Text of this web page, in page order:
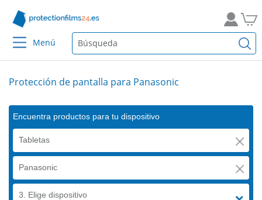
Menú
Protección de pantalla para Panasonic
Encuentra productos para tu dispositivo
Tabletas
Panasonic
3. Elige dispositivo